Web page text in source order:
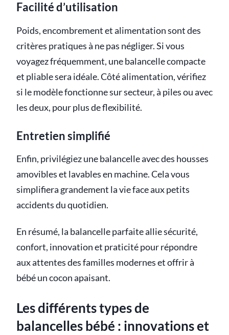
Facilité d’utilisation
Poids, encombrement et alimentation sont des
critères pratiques à ne pas négliger. Si vous
voyagez fréquemment, une balancelle compacte
et pliable sera idéale. Côté alimentation, vérifiez
si le modèle fonctionne sur secteur, à piles ou avec
les deux, pour plus de flexibilité.
Entretien simplifié
Enfin, privilégiez une balancelle avec des housses
amovibles et lavables en machine. Cela vous
simplifiera grandement la vie face aux petits
accidents du quotidien.
En résumé, la balancelle parfaite allie sécurité,
confort, innovation et praticité pour répondre
aux attentes des familles modernes et offrir à
bébé un cocon apaisant.
Les différents types de
balancelles bébé : innovations et